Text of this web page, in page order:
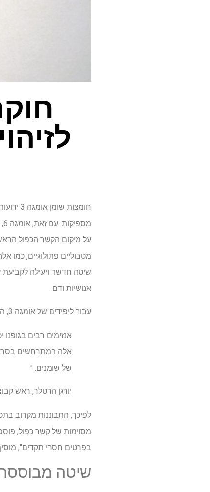
על מיקום הקשר הכפול
מטבוליים פתולוגיים, כמו
שיטה חדשה ויעילה לקביעת
אנושיות ודם.
עבור ליפידים של אומגה 3, הקשר הכפול הראשון ממוקם באטום הפחמן השלישי מקצה שרשרת חומצות השומן, ומכאן המספר בשם.
אנזימים רבים
אלה המתרחשים
של שומנים. "
יורגן הרטלר, ראש
לפיכך, התבוננות מקרוב
מסוימות של קשר כפול,
בפרטים חסרי תקדים", מוסיף
שיטה